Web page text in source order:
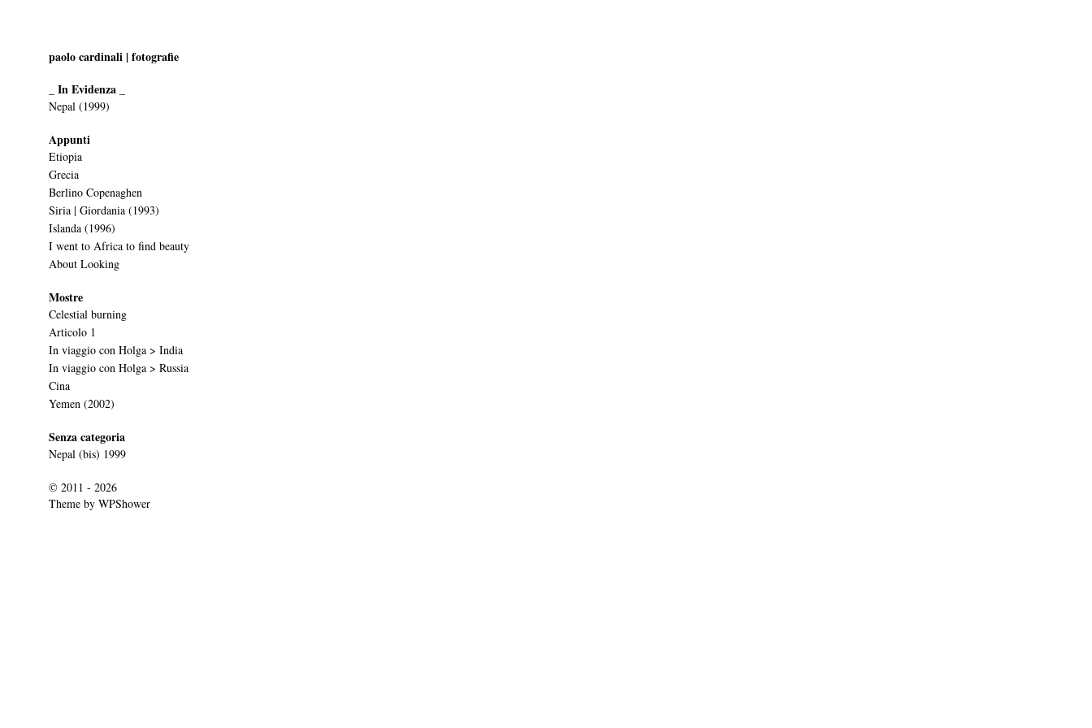
paolo cardinali | fotografie
_ In Evidenza _
Nepal (1999)
Appunti
Etiopia
Grecia
Berlino Copenaghen
Siria | Giordania (1993)
Islanda (1996)
I went to Africa to find beauty
About Looking
Mostre
Celestial burning
Articolo 1
In viaggio con Holga > India
In viaggio con Holga > Russia
Cina
Yemen (2002)
Senza categoria
Nepal (bis) 1999
© 2011 - 2026
Theme by WPShower